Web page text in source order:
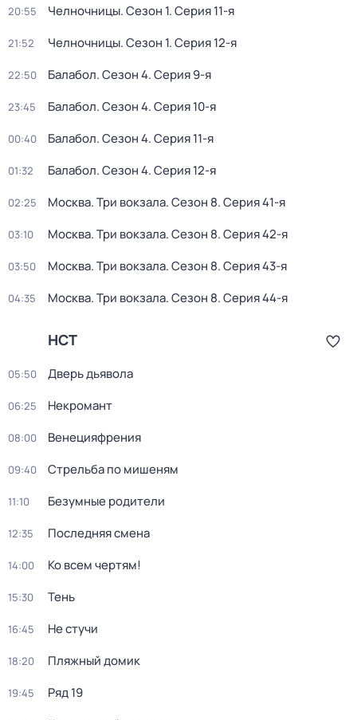
20:55 Челночницы. Сезон 1. Серия 11-я
21:52 Челночницы. Сезон 1. Серия 12-я
22:50 Балабол. Сезон 4. Серия 9-я
23:45 Балабол. Сезон 4. Серия 10-я
00:40 Балабол. Сезон 4. Серия 11-я
01:32 Балабол. Сезон 4. Серия 12-я
02:25 Москва. Три вокзала. Сезон 8. Серия 41-я
03:10 Москва. Три вокзала. Сезон 8. Серия 42-я
03:50 Москва. Три вокзала. Сезон 8. Серия 43-я
04:35 Москва. Три вокзала. Сезон 8. Серия 44-я
НСТ
05:50 Дверь дьявола
06:25 Некромант
08:00 Венецияфрения
09:40 Стрельба по мишеням
11:10 Безумные родители
12:35 Последняя смена
14:00 Ко всем чертям!
15:30 Тень
16:45 Не стучи
18:20 Пляжный домик
19:45 Ряд 19